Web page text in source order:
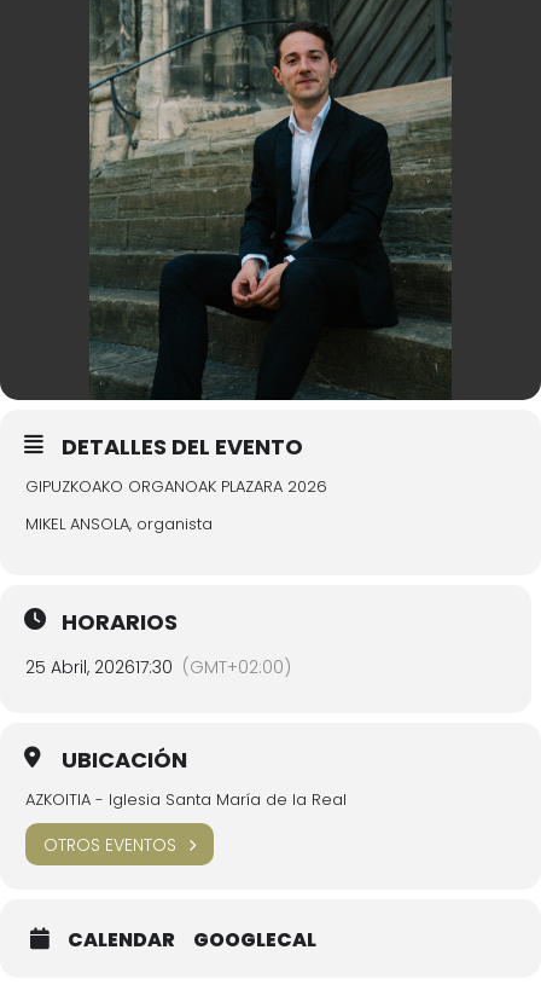
DETALLES DEL EVENTO
GIPUZKOAKO ORGANOAK PLAZARA 2026
MIKEL ANSOLA, organista
HORARIOS
25 Abril, 202617:30 (GMT+02:00)
UBICACIÓN
AZKOITIA - Iglesia Santa María de la Real
OTROS EVENTOS
CALENDAR GOOGLECAL